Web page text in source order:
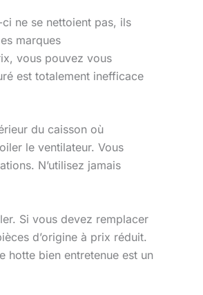
ne se nettoient pas, ils
marques
vous pouvez vous
est totalement inefficace
du caisson où
le ventilateur. Vous
N’utilisez jamais
Si vous devez remplacer
d’origine à prix réduit.
hotte bien entretenue est un